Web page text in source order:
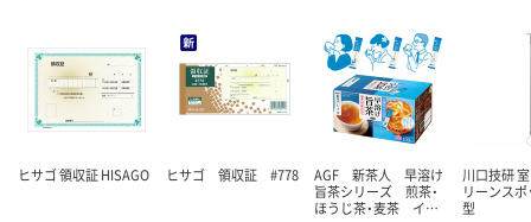
ヒサゴ 領収証 HISAGO ヒサゴ 領収証 #778
AGF 新茶人 早溶け
旨茶シリーズ 煎茶・
ほうじ茶・麦茶 イ…
川口技研
リーンス
型